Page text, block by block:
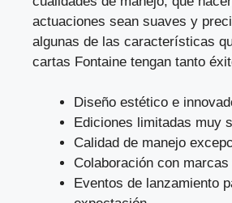
actuaciones sean suaves y
algunas de las características
cartas Fontaine tengan tanto
Diseño estético e
Ediciones limitadas muy
Calidad de manejo
Colaboración con
Eventos de lanzamiento